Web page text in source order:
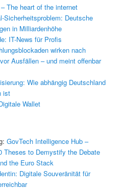
The heart of the internet
Sicherheitsproblem: Deutsche
in Milliardenhöhe
IT-News für Profis
wirken nach
Ausfällen – und meint offenbar
Wie abhängig Deutschland
ist
Wallet
GovTech Intelligence Hub –
Theses to Demystify the Debate
the Euro Stack
Digitale Souveränität für